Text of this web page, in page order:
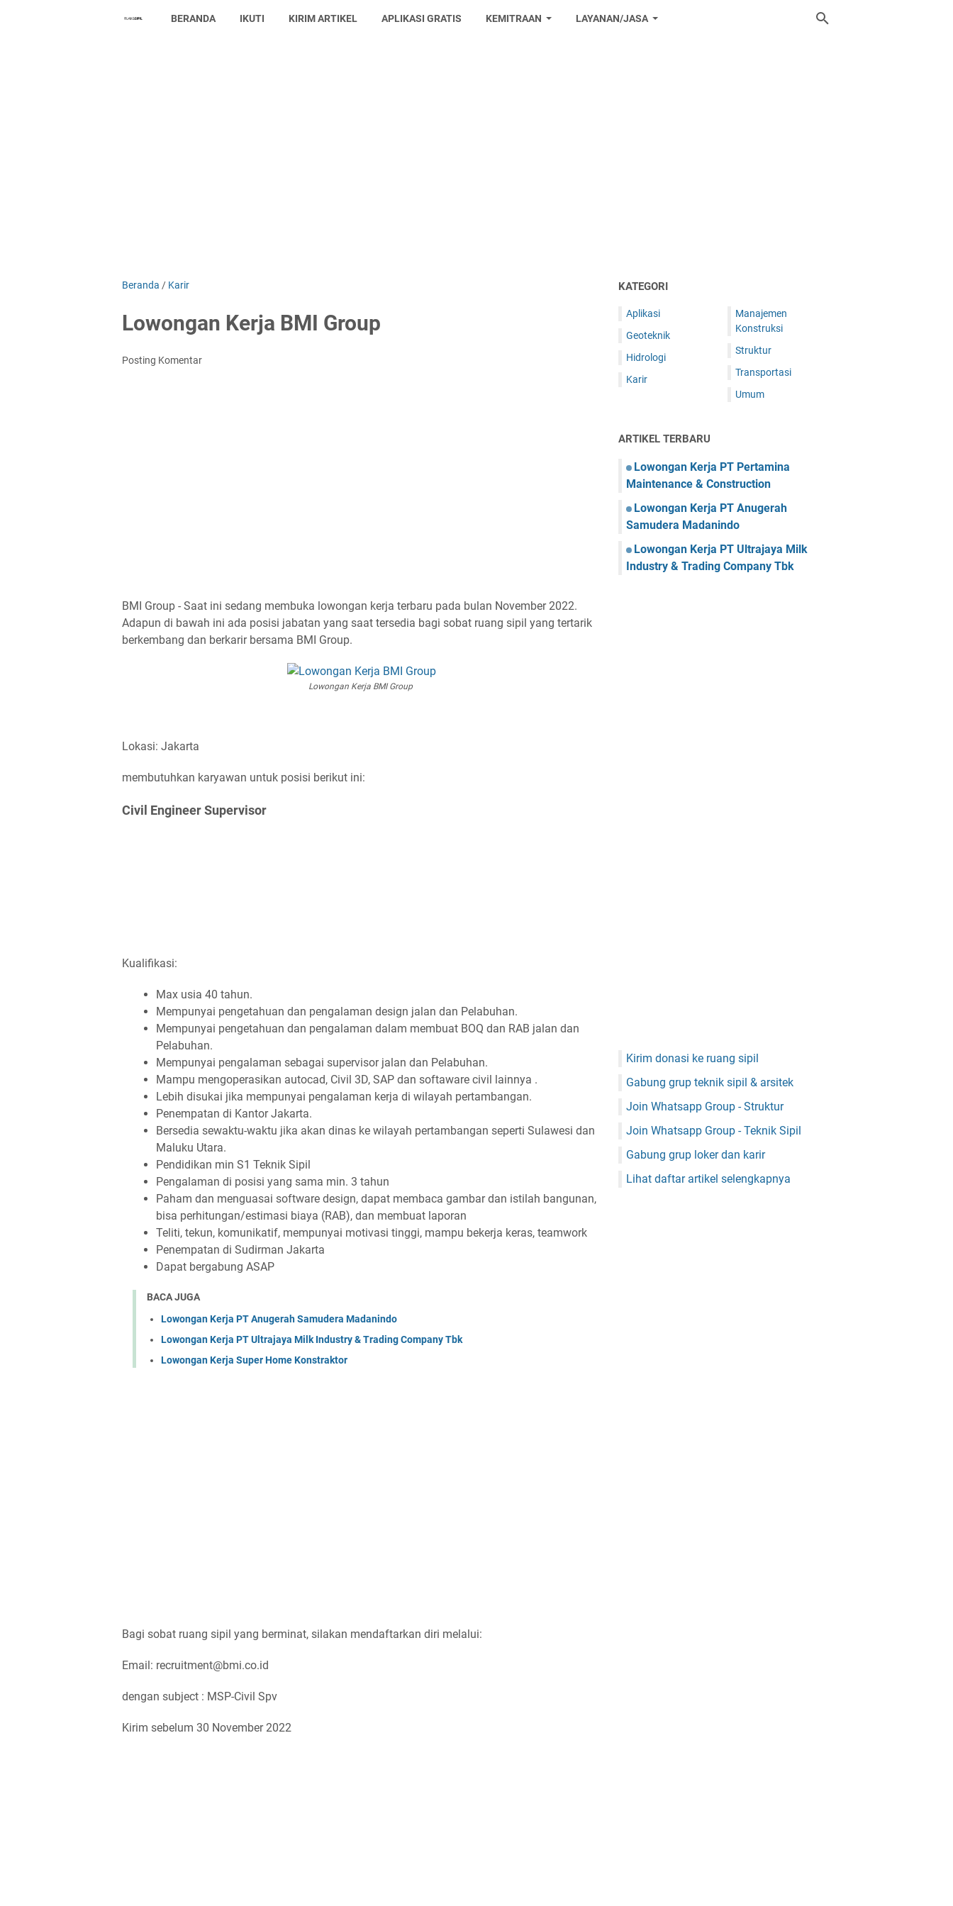
BERANDA IKUTI KIRIM ARTIKEL APLIKASI GRATIS KEMITRAAN LAYANAN/JASA
Beranda / Karir
Lowongan Kerja BMI Group
Posting Komentar
BMI Group - Saat ini sedang membuka lowongan kerja terbaru pada bulan November 2022.
Adapun di bawah ini ada posisi jabatan yang saat tersedia bagi sobat ruang sipil yang tertarik
berkembang dan berkarir bersama BMI Group.
Lowongan Kerja BMI Group
Lokasi: Jakarta
membutuhkan karyawan untuk posisi berikut ini:
Civil Engineer Supervisor
Kualifikasi:
Max usia 40 tahun.
Mempunyai pengetahuan dan pengalaman design jalan dan Pelabuhan.
Mempunyai pengetahuan dan pengalaman dalam membuat BOQ dan RAB jalan dan
Pelabuhan.
Mempunyai pengalaman sebagai supervisor jalan dan Pelabuhan.
Mampu mengoperasikan autocad, Civil 3D, SAP dan softaware civil lainnya .
Lebih disukai jika mempunyai pengalaman kerja di wilayah pertambangan.
Penempatan di Kantor Jakarta.
Bersedia sewaktu-waktu jika akan dinas ke wilayah pertambangan seperti Sulawesi dan
Maluku Utara.
Pendidikan min S1 Teknik Sipil
Pengalaman di posisi yang sama min. 3 tahun
Paham dan menguasai software design, dapat membaca gambar dan istilah bangunan,
bisa perhitungan/estimasi biaya (RAB), dan membuat laporan
Teliti, tekun, komunikatif, mempunyai motivasi tinggi, mampu bekerja keras, teamwork
Penempatan di Sudirman Jakarta
Dapat bergabung ASAP
BACA JUGA
Lowongan Kerja PT Anugerah Samudera Madanindo
Lowongan Kerja PT Ultrajaya Milk Industry & Trading Company Tbk
Lowongan Kerja Super Home Konstraktor
Bagi sobat ruang sipil yang berminat, silakan mendaftarkan diri melalui:
Email: recruitment@bmi.co.id
dengan subject : MSP-Civil Spv
Kirim sebelum 30 November 2022
KATEGORI
Aplikasi
Geoteknik
Hidrologi
Karir
Manajemen
Konstruksi
Struktur
Transportasi
Umum
ARTIKEL TERBARU
Lowongan Kerja PT Pertamina
Maintenance & Construction
Lowongan Kerja PT Anugerah
Samudera Madanindo
Lowongan Kerja PT Ultrajaya Milk
Industry & Trading Company Tbk
Kirim donasi ke ruang sipil
Gabung grup teknik sipil & arsitek
Join Whatsapp Group - Struktur
Join Whatsapp Group - Teknik Sipil
Gabung grup loker dan karir
Lihat daftar artikel selengkapnya